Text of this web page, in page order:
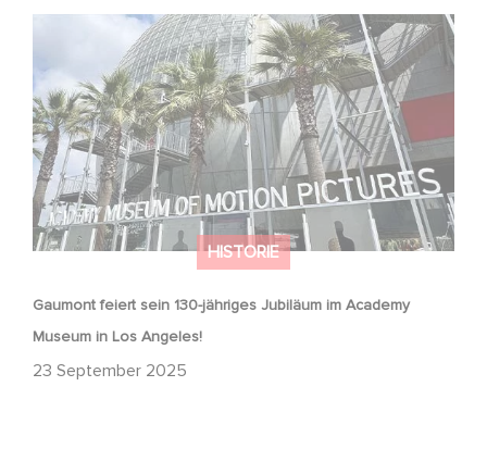
HISTORIE
Gaumont feiert sein 130-jähriges Jubiläum im Academy
Museum in Los Angeles!
23 September 2025
Gaumont feiert sein 130-jähriges Jubiläum im Academy
Museum in Los Angeles!